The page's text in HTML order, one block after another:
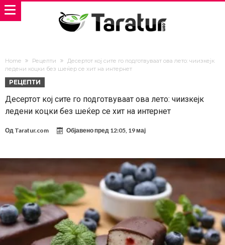
Home Рецепти
Десертот кој сите го подготвуваат ова лето: чиизкејк
ледени коцки без шеќер се хит на интернет
РЕЦЕПТИ
Десертот кој сите го подготвуваат ова лето: чиизкејк
ледени коцки без шеќер се хит на интернет
Од Taratur.com Објавено пред 12:05, 19 мај